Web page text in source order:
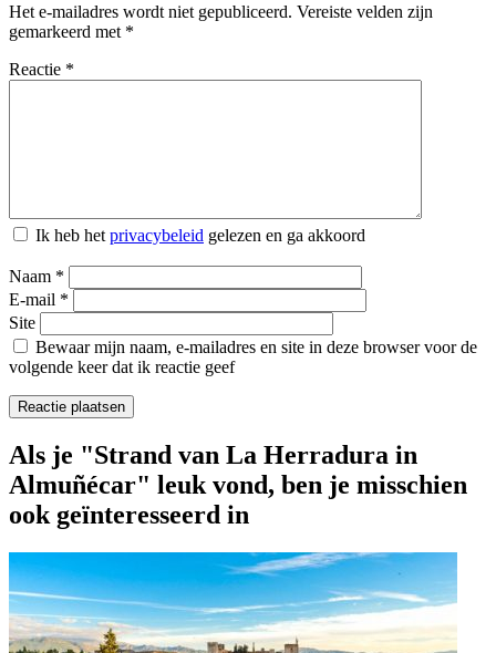
Het e-mailadres wordt niet gepubliceerd. Vereiste velden zijn
gemarkeerd met *
Reactie *
Ik heb het privacybeleid gelezen en ga akkoord
Naam *
E-mail *
Site
Bewaar mijn naam, e-mailadres en site in deze browser voor de
volgende keer dat ik reactie geef
Als je "Strand van La Herradura in
Almuñécar" leuk vond, ben je misschien
ook geïnteresseerd in